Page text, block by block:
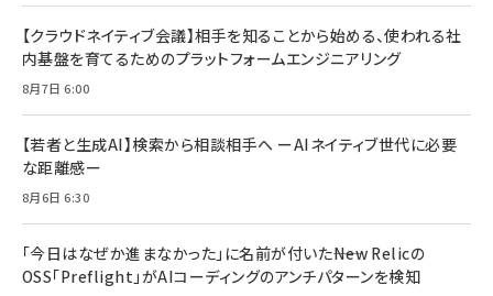
【クラウドネイティブ会議】相手を知ることから始める、使われる社
内基盤を育てるためのプラットフォームエンジニアリング
8月7日 6:00
【若者と生成AI】検索から相談相手へ ーAIネイティブ世代に必要
な距離感ー
8月6日 6:30
「今日はなぜか進まなかった」に名前が付いた――New Relicの
OSS「Preflight」がAIコーディングのアンチパターンを検知